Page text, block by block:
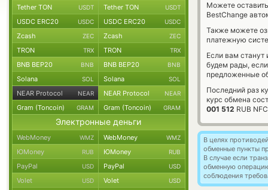
Можете
BestChange
Также можете
платежную
Если вам
будем рады,
предложенные
Последний раз
курс обмена
001 512 RUB
В целях
обменные пункты
В случае если
обменную
соблюдения
Tether TON USDT Tether TON USDT
USDC ERC20 USDC USDC ERC20 USDC
Zcash ZEC Zcash ZEC
TRON TRX TRON TRX
BNB BEP20 BNB BNB BEP20 BNB
Solana SOL Solana SOL
NEAR Protocol NEAR NEAR Protocol NEAR
Gram (Toncoin) GRAM Gram (Toncoin) GRAM
Электронные деньги
WebMoney WMZ WebMoney WMZ
ЮMoney RUB ЮMoney RUB
PayPal USD PayPal USD
Volet USD Volet USD